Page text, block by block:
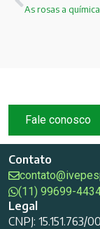
Fale conosco
Contato
(11) 99699-
Legal
CNPJ: 15.151.763/